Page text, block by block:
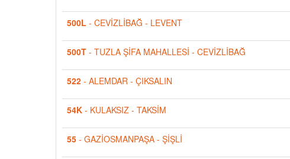
500L - CEVİZLİBAĞ - LEVENT
500T - TUZLA ŞİFA MAHALLESİ - CEVİZLİBAĞ
522 - ALEMDAR - ÇIKSALIN
54K - KULAKSIZ - TAKSİM
55 - GAZİOSMANPAŞA - ŞİŞLİ